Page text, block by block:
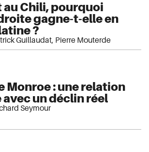
au Chili, pourquoi
gagne-t-elle en
?
Guillaudat, Pierre Mouterde
Monroe : une relation
un déclin réel
Seymour